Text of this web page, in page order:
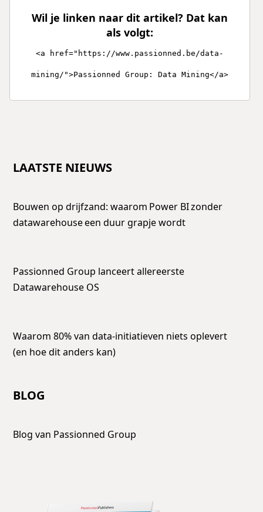
Wil je linken naar dit artikel? Dat kan
als volgt:
<a href="https://www.passionned.be/data-
mining/">Passionned Group: Data Mining</a>
LAATSTE NIEUWS
Bouwen op drijfzand: waarom Power BI zonder
datawarehouse een duur grapje wordt
Passionned Group lanceert allereerste
Datawarehouse OS
Waarom 80% van data-initiatieven niets oplevert
(en hoe dit anders kan)
BLOG
Blog van Passionned Group